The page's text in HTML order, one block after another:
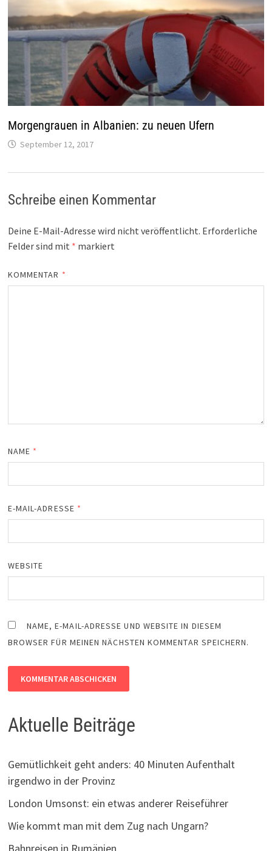
Morgengrauen in Albanien: zu neuen Ufern
September 12, 2017
Schreibe einen Kommentar
Deine E-Mail-Adresse wird nicht veröffentlicht. Erforderliche
Felder sind mit * markiert
KOMMENTAR *
NAME *
E-MAIL-ADRESSE *
WEBSITE
NAME, E-MAIL-ADRESSE UND WEBSITE IN DIESEM
BROWSER FÜR MEINEN NÄCHSTEN KOMMENTAR SPEICHERN.
Aktuelle Beiträge
Gemütlichkeit geht anders: 40 Minuten Aufenthalt
irgendwo in der Provinz
London Umsonst: ein etwas anderer Reiseführer
Wie kommt man mit dem Zug nach Ungarn?
Bahnreisen in Rumänien